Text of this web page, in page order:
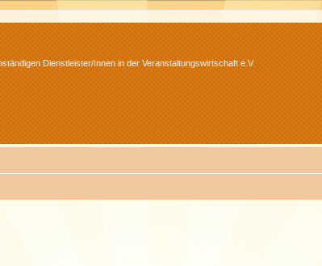
Dienstleister/Innen in der Veranstaltungswirtschaft e.V.